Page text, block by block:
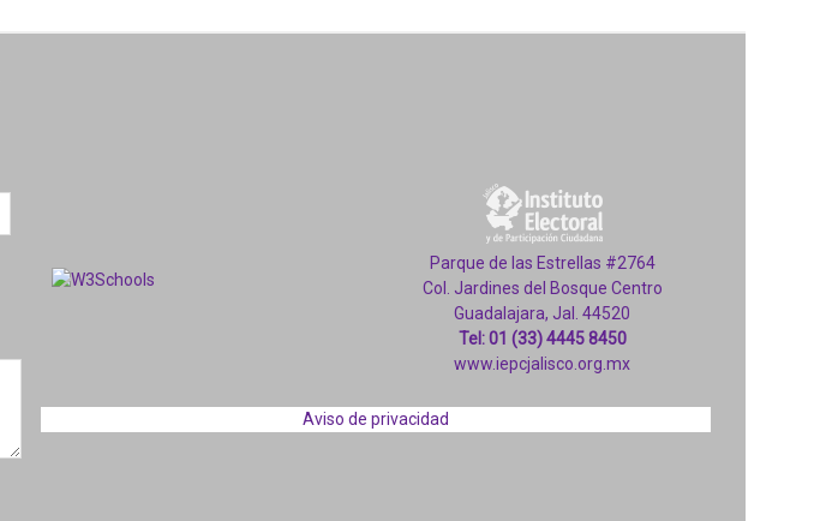
Parque de las Estrellas #2764
Col. Jardines del Bosque Centro
Guadalajara, Jal. 44520
Tel: 01 (33) 4445 8450
www.iepcjalisco.org.mx
Aviso de privacidad